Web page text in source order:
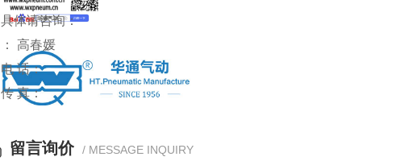
具体请咨询：
： 高春媛
电 话：
传 真：
留言询价 / MESSAGE INQUIRY